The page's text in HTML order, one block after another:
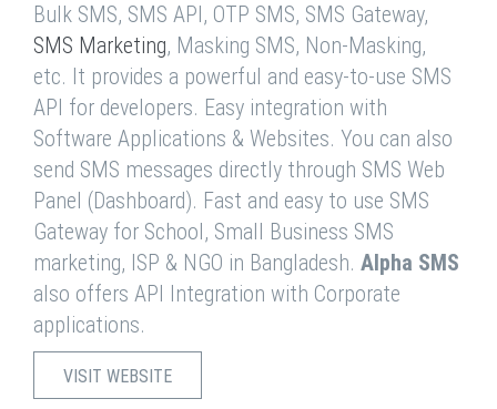
Bulk SMS, SMS API, OTP SMS, SMS Gateway,
SMS Marketing, Masking SMS, Non-Masking,
etc. It provides a powerful and easy-to-use SMS
API for developers. Easy integration with
Software Applications & Websites. You can also
send SMS messages directly through SMS Web
Panel (Dashboard). Fast and easy to use SMS
Gateway for School, Small Business SMS
marketing, ISP & NGO in Bangladesh. Alpha SMS
also offers API Integration with Corporate
applications.
VISIT WEBSITE